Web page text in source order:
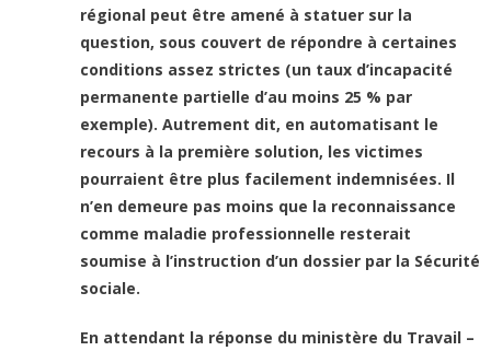
régional peut être amené à statuer sur la
question, sous couvert de répondre à certaines
conditions assez strictes (un taux d’incapacité
permanente partielle d’au moins 25 % par
exemple). Autrement dit, en automatisant le
recours à la première solution, les victimes
pourraient être plus facilement indemnisées. Il
n’en demeure pas moins que la reconnaissance
comme maladie professionnelle resterait
soumise à l’instruction d’un dossier par la Sécurité
sociale.
En attendant la réponse du ministère du Travail –